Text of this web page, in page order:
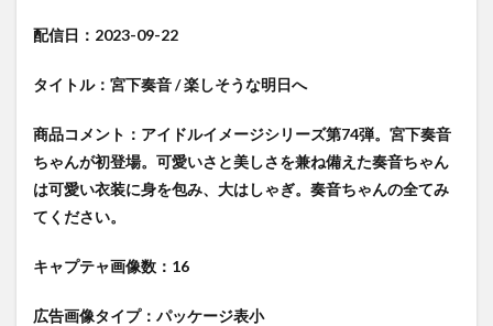
配信日：2023-09-22
タイトル：宮下奏音 / 楽しそうな明日へ
商品コメント：アイドルイメージシリーズ第74弾。宮下奏音
ちゃんが初登場。可愛いさと美しさを兼ね備えた奏音ちゃん
は可愛い衣装に身を包み、大はしゃぎ。奏音ちゃんの全てみ
てください。
キャプテャ画像数：16
広告画像タイプ：パッケージ表小